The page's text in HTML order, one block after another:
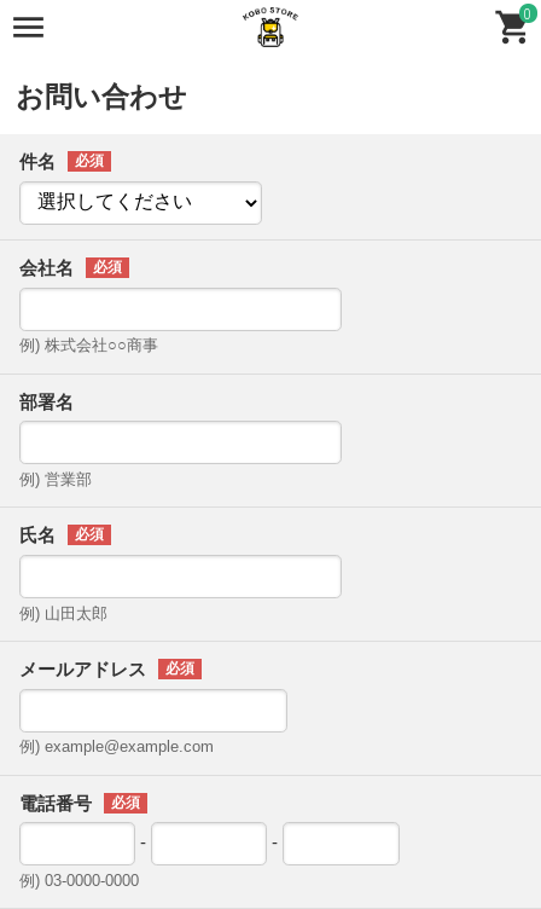
0
お問い合わせ
件名
会社名
例) 株式会社○○商事
部署名
例) 営業部
氏名
例) 山田太郎
メールアドレス
例) example@example.com
電話番号
-
-
例) 03-0000-0000